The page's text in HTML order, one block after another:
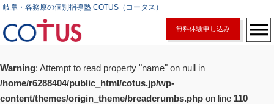
岐阜・各務原の個別指導塾 COTUS（コータス）
無料体験申し込み
Warning: Attempt to read property "name" on null in
/home/r6288404/public_html/cotus.jp/wp-
content/themes/origin_theme/breadcrumbs.php on line 110